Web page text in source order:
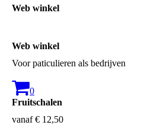
Web winkel
Web winkel
Voor paticulieren als bedrijven
0
Fruitschalen
vanaf € 12,50